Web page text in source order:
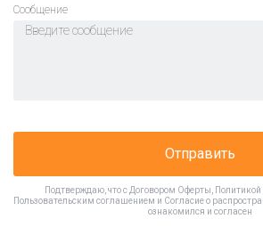
Cообщение
Отправить
Подтверждаю, что с Договором Оферты
Пользовательским соглашением и Согласие о
ознакомился и согласен